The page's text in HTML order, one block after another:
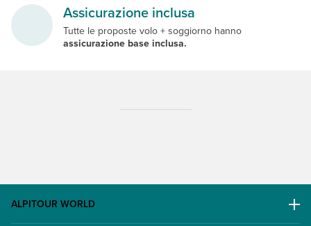
Assicurazione inclusa
Tutte le proposte volo + soggiorno hanno
assicurazione base inclusa.
ALPITOUR WORLD